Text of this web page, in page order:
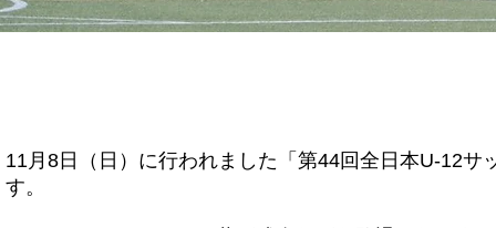
11月8日（日）に行われました「第44回全日本U-12
す。